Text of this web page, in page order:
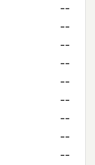
--
--
--
--
--
--
--
--
--